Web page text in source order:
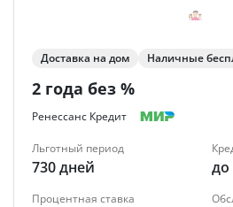
2 года без %
Доставка на дом Наличные
Ренессанс Кредит
Льготный период
730 дней до
Процентная ставка